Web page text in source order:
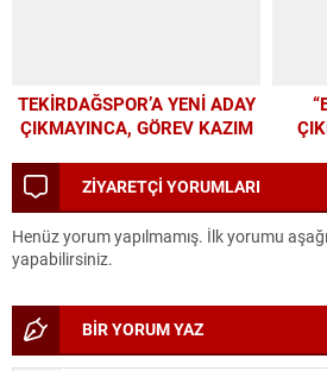
TEKİRDAĞSPOR’A YENİ ADAY
ÇIKMAYINCA, GÖREV KAZIM
ZİYARETÇİ YORUMLARI
Henüz yorum yapılmamış. İlk yorumu
yapabilirsiniz.
BİR YORUM YAZ